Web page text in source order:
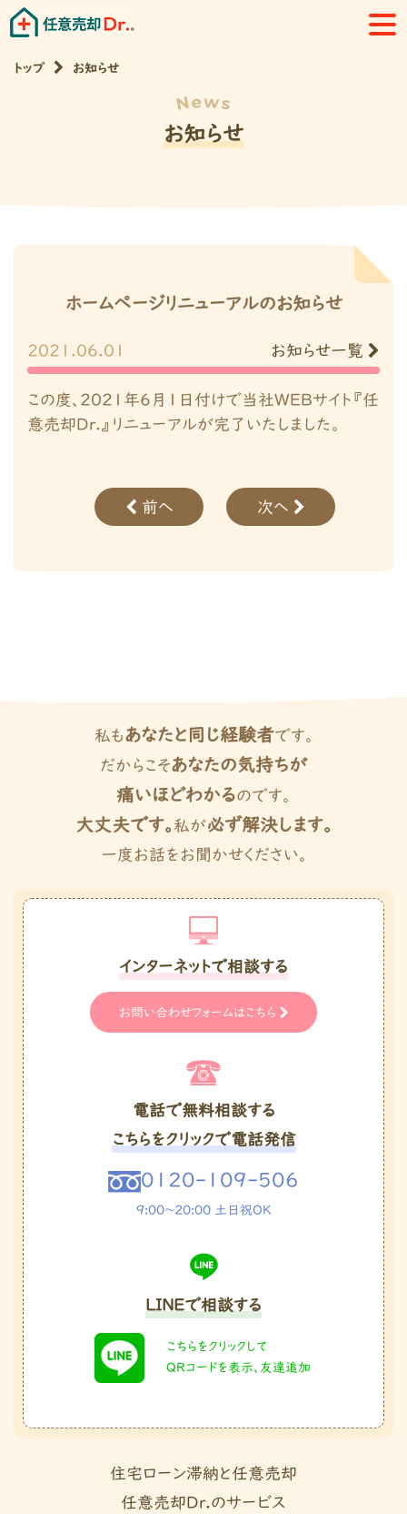
トップ お知らせ
お知らせ
ホームページリニューアルのお知らせ
2021.06.01 お知らせ一覧
この度、2021年6月1日付けで当社WEBサイト『任
意売却Dr.』リニューアルが完了いたしました。
ナ
シ
前へ 次へ
私もあなたと同じ経験者です。
だからこそあなたの気持ちが
痛いほどわかるのです。
大丈夫です。私が必ず解決します。
一度お話をお聞かせください。
インターネットで相談する
お問い合わせフォームはこちら
電話で無料相談する
こちらをクリックで電話発信
0120-109-506
9:00〜20:00 土日祝OK
LINEで相談する
こちらをクリックして
QRコードを表示、友達追加
住宅ローン滞納と任意売却
任意売却Dr.のサービス